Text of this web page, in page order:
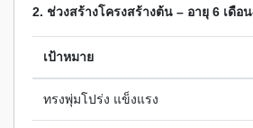
2. ช่วงสร้างโครงสร้างต้น – อายุ 6 เดือ
เป้าหมาย
ทรงพุ่มโปร่ง แข็งแรง